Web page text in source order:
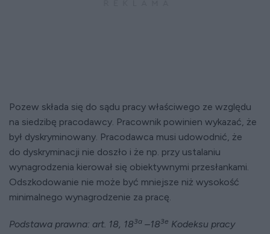
Pozew składa się do sądu pracy właściwego ze względu
na siedzibę pracodawcy. Pracownik powinien wykazać, że
był dyskryminowany. Pracodawca musi udowodnić, że
do dyskryminacji nie doszło i że np. przy ustalaniu
wynagrodzenia kierował się obiektywnymi przesłankami.
Odszkodowanie nie może być mniejsze niż wysokość
minimalnego wynagrodzenie za pracę.
Podstawa prawna: art. 18, 183a –183e Kodeksu pracy